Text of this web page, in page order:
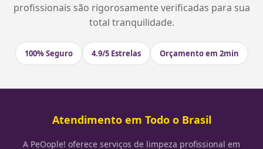
profissionais são rigorosamente verificadas para sua
total tranquilidade.
100% Seguro 4.9/5 Estrelas Orçamento em 2min
Atendimento em Todo o Brasil
A PeOople! oferece serviços de limpeza profissional em